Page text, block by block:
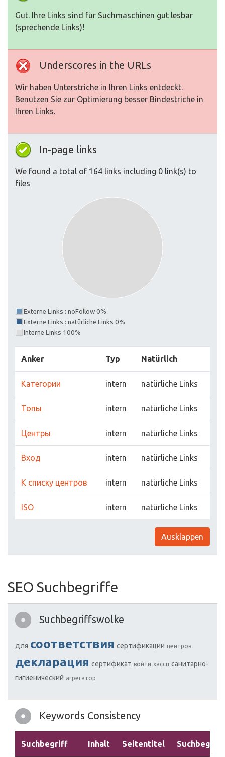
Gut. Ihre Links sind für Suchmaschinen gut lesbar
(sprechende Links)!
Underscores in the URLs
Wir haben Unterstriche in Ihren Links entdeckt.
Benutzen Sie zur Optimierung besser Bindestriche in
Ihren Links.
In-page links
We found a total of 164 links including 0 link(s) to
files
Externe Links : noFollow 0%
Externe Links : natürliche Links 0%
Interne Links 100%
Anker Typ Natürlich
Категории intern natürliche Links
Топы intern natürliche Links
Центры intern natürliche Links
Вход intern natürliche Links
К списку центров intern natürliche Links
ISO intern natürliche Links
Ausklappen
SEO Suchbegriffe
Suchbegriffswolke
для соответствия сертификации центров
декларация сертификат войти хассп cанитарно-
гигиенический агрегатор
Keywords Consistency
Suchbegriff Inhalt Seitentitel